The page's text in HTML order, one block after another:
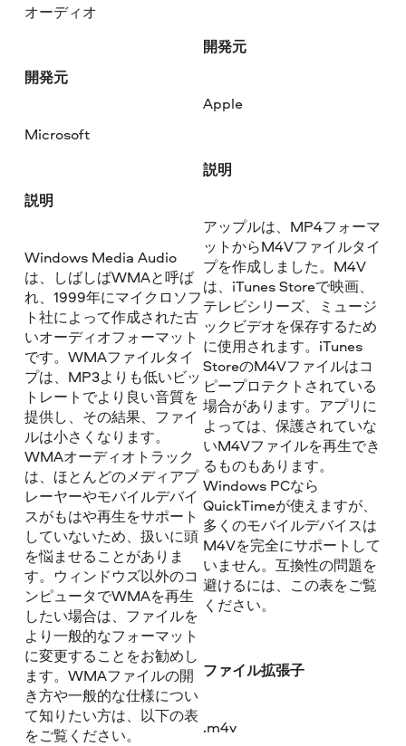
オーディオ
開発元
Microsoft
説明
Windows Media Audio
は、しばしばWMAと呼ば
れ、1999年にマイクロソフ
ト社によって作成された古
いオーディオフォーマット
です。WMAファイルタイ
プは、MP3よりも低いビッ
トレートでより良い音質を
提供し、その結果、ファイ
ルは小さくなります。
WMAオーディオトラック
は、ほとんどのメディアプ
レーヤーやモバイルデバイ
スがもはや再生をサポート
していないため、扱いに頭
を悩ませることがありま
す。ウィンドウズ以外のコ
ンピュータでWMAを再生
したい場合は、ファイルを
より一般的なフォーマット
に変更することをお勧めし
ます。WMAファイルの開
き方や一般的な仕様につい
て知りたい方は、以下の表
をご覧ください。
開発元
Apple
説明
アップルは、MP4フォーマ
ットからM4Vファイルタイ
プを作成しました。M4V
は、iTunes Storeで映画、
テレビシリーズ、ミュージ
ックビデオを保存するため
に使用されます。iTunes
StoreのM4Vファイルはコ
ピープロテクトされている
場合があります。アプリに
よっては、保護されていな
いM4Vファイルを再生でき
るものもあります。
Windows PCなら
QuickTimeが使えますが、
多くのモバイルデバイスは
M4Vを完全にサポートして
いません。互換性の問題を
避けるには、この表をご覧
ください。
ファイル拡張子
.m4v